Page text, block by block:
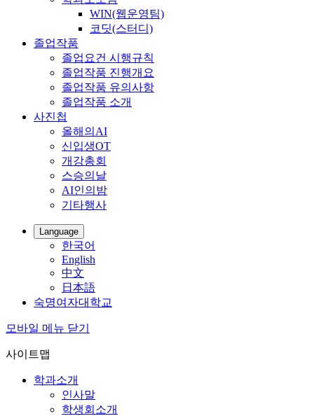
WIN(웹운영팀)
코딧(스터디)
졸업작품
졸업요건 시행규칙
졸업작품 진행개요
졸업작품 유의사항
졸업작품 소개
사진첩
올해의AI
신입생OT
개강총회
스승의날
AI인의밤
기타행사
Language
한국어
English
中文
日本語
숙명여자대학교
모바일 메뉴 닫기
사이트맵
학과소개
인사말
학생회소개